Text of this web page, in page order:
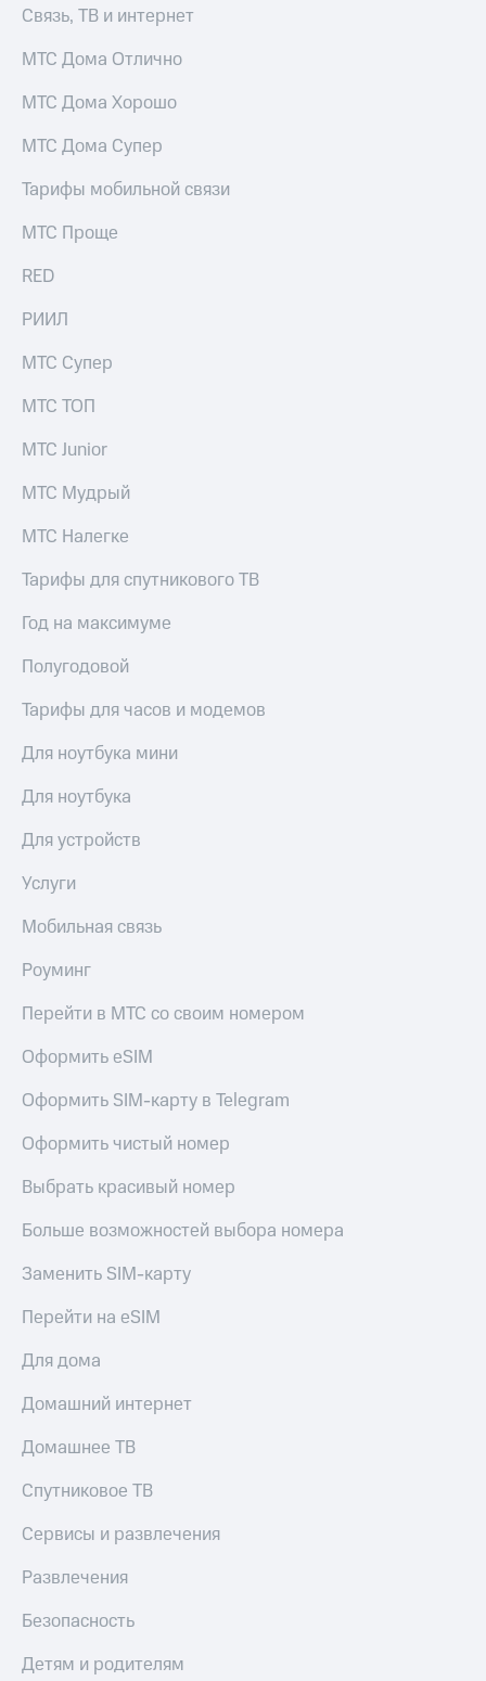
Связь, ТВ и интернет
МТС Дома Отлично
МТС Дома Хорошо
МТС Дома Супер
Тарифы мобильной связи
МТС Проще
RED
РИИЛ
МТС Супер
МТС ТОП
МТС Junior
МТС Мудрый
МТС Налегке
Тарифы для спутникового ТВ
Год на максимуме
Полугодовой
Тарифы для часов и модемов
Для ноутбука мини
Для ноутбука
Для устройств
Услуги
Мобильная связь
Роуминг
Перейти в МТС со своим номером
Оформить eSIM
Оформить SIM-карту в Telegram
Оформить чистый номер
Выбрать красивый номер
Больше возможностей выбора номера
Заменить SIM-карту
Перейти на eSIM
Для дома
Домашний интернет
Домашнее ТВ
Спутниковое ТВ
Сервисы и развлечения
Развлечения
Безопасность
Детям и родителям